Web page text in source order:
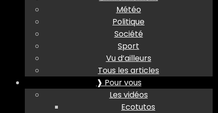
Météo
Politique
Société
Sport
Vu d’ailleurs
Tous les articles
❱ Pour vous
Les vidéos
Ecotutos